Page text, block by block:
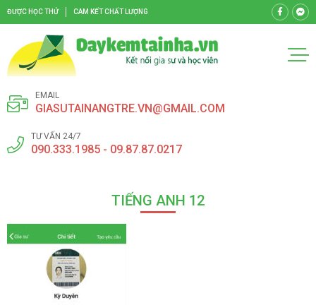
ĐƯỢC HỌC THỬ CAM KẾT CHẤT LƯỢNG
EMAIL
GIASUTAINANGTRE.VN@GMAIL.COM
TƯ VẤN 24/7
090.333.1985 - 09.87.87.0217
TIẾNG ANH 12